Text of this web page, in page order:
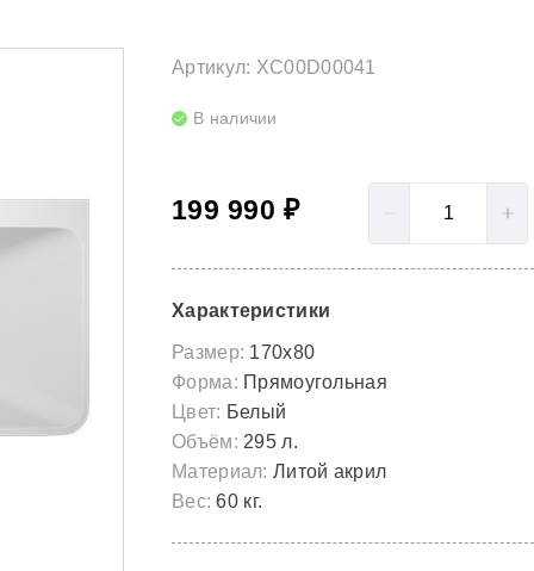
Полотенцесушители
Гидромассаж для ванны
Rosa I
Серия Spring
Скрытые части
Артикул: XC00D00041
В наличии
199 990 ₽
Характеристики
Размер: 170x80
Форма: Прямоугольная
Цвет: Белый
Объём: 295 л.
Материал: Литой акрил
Вес: 60 кг.